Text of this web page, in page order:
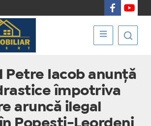
Petre Iacob anunță
împotriva
aruncă ilegal